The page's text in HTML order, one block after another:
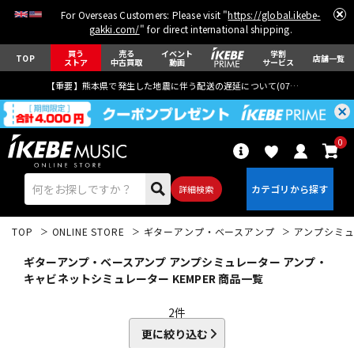
For Overseas Customers: Please visit "https://global.ikebe-
gakki.com/" for direct international shipping.
TOP 買う
ストア
売る
中古買取
イベント
動画
学割
サービス 店舗一覧
【重要】熊本県で発生した地震に伴う配送の遅延について(07月29日
詳細検索
0
TOP ONLINE STORE ギターアンプ・ベースアンプ アンプシミ
ギターアンプ・ベースアンプ アンプシミュレーター アンプ・
キャビネットシミュレーター KEMPER 商品一覧
2件
更に絞り込む